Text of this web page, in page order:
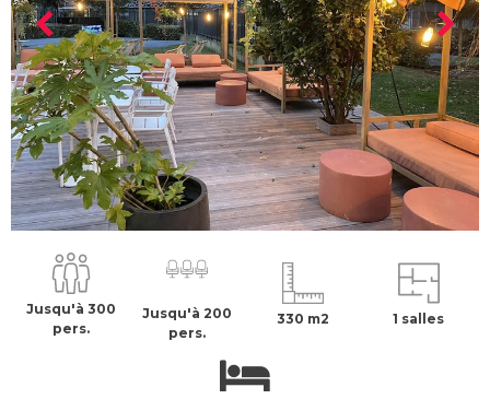
75016-Paris À partir de :
3500 €
Jusqu'à 300
pers.
Jusqu'à 200
pers.
330 m2 1 salles